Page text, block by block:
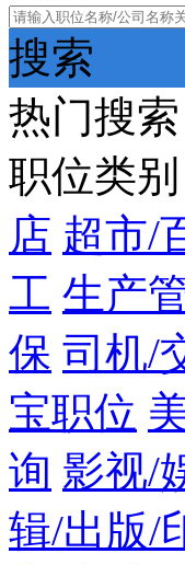
搜索
热门搜索
职位类别
店 超市/
工 生产
保 司机/
宝职位
询 影视/
辑/出版/